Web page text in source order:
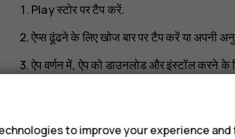
Play स्टोरपर टैप करें.
ऐप्स ढूंढने के लिए खोज बार पर टैप करें या अपनी
ऐप वर्णन में, ऐप को डाउनलोड और इंस्टॉल करने के
to improve your experience